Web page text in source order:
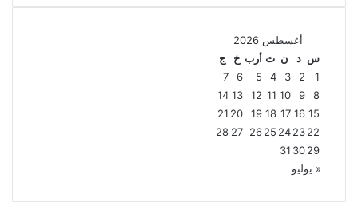
أغسطس 2026
س د ن ث أرب خ
ج
1
2
3
4
5
6
7
8
9
10
11
12
13
14
15
16
17
18
19
20
21
22
23
24
25
26
27
28
29
30
31
« يوليو